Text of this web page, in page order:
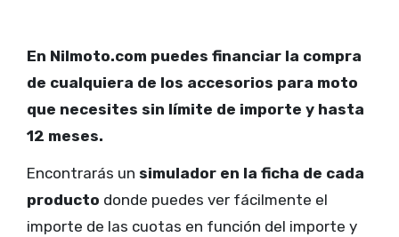
En Nilmoto.com puedes financiar la compra
de cualquiera de los accesorios para moto
que necesites sin límite de importe y hasta
12 meses.
Encontrarás un simulador en la ficha de cada
producto donde puedes ver fácilmente el
importe de las cuotas en función del importe y